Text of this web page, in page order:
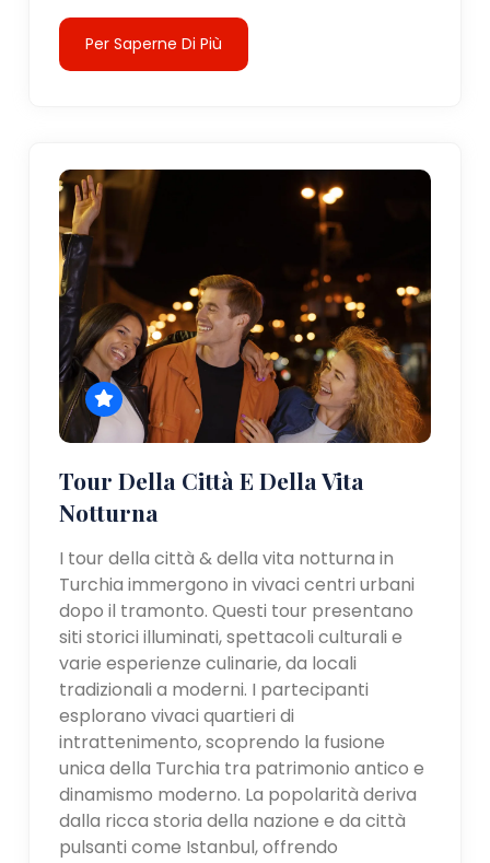
Per Saperne Di Più
Tour Della Città E Della Vita
Notturna
I tour della città & della vita notturna in
Turchia immergono in vivaci centri urbani
dopo il tramonto. Questi tour presentano
siti storici illuminati, spettacoli culturali e
varie esperienze culinarie, da locali
tradizionali a moderni. I partecipanti
esplorano vivaci quartieri di
intrattenimento, scoprendo la fusione
unica della Turchia tra patrimonio antico e
dinamismo moderno. La popolarità deriva
dalla ricca storia della nazione e da città
pulsanti come Istanbul, offrendo